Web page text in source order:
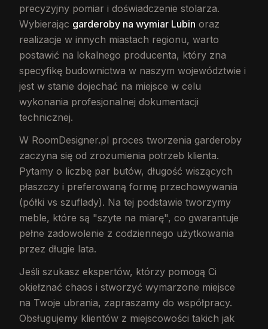
precyzyjny pomiar i doświadczenie stolarza.
Wybierając garderoby na wymiar Lubin oraz
realizacje w innych miastach regionu, warto
postawić na lokalnego producenta, który zna
specyfikę budownictwa w naszym województwie i
jest w stanie dojechać na miejsce w celu
wykonania profesjonalnej dokumentacji
technicznej.
W RoomDesigner.pl proces tworzenia garderoby
zaczyna się od zrozumienia potrzeb klienta.
Pytamy o liczbę par butów, długość wiszących
płaszczy i preferowaną formę przechowywania
(półki vs szuflady). Na tej podstawie tworzymy
meble, które są "szyte na miarę", co gwarantuje
pełne zadowolenie z codziennego użytkowania
przez długie lata.
Jeśli szukasz ekspertów, którzy pomogą Ci
okiełznać chaos i stworzyć wymarzone miejsce
na Twoje ubrania, zapraszamy do współpracy.
Obsługujemy klientów z miejscowości takich jak